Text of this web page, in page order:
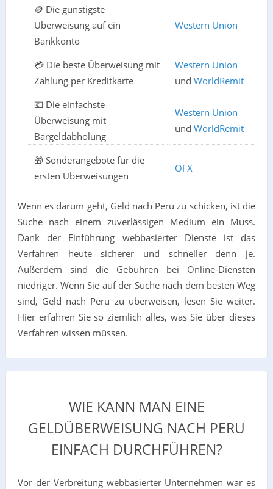
🪙 Die günstigste
Überweisung auf ein
Bankkonto
Western Union
💳 Die beste Überweisung mit
Zahlung per Kreditkarte
Western Union
und WorldRemit
💶 Die einfachste
Überweisung mit
Bargeldabholung
Western Union
und WorldRemit
🎁 Sonderangebote für die
ersten Überweisungen
OFX
Wenn es darum geht, Geld nach Peru zu schicken, ist die
Suche nach einem zuverlässigen Medium ein Muss.
Dank der Einführung webbasierter Dienste ist das
Verfahren heute sicherer und schneller denn je.
Außerdem sind die Gebühren bei Online-Diensten
niedriger. Wenn Sie auf der Suche nach dem besten Weg
sind, Geld nach Peru zu überweisen, lesen Sie weiter.
Hier erfahren Sie so ziemlich alles, was Sie über dieses
Verfahren wissen müssen.
WIE KANN MAN EINE
GELDÜBERWEISUNG NACH PERU
EINFACH DURCHFÜHREN?
Vor der Verbreitung webbasierter Unternehmen war es